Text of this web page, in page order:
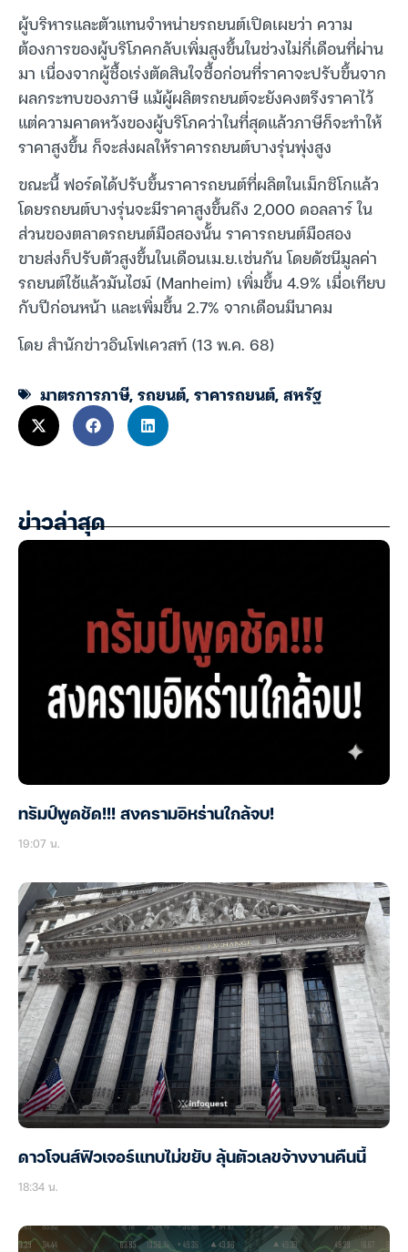
ผู้บริหารและตัวแทนจำหน่ายรถยนต์เปิดเผยว่า ความ
ต้องการของผู้บริโภคกลับเพิ่มสูงขึ้นในช่วงไม่กี่เดือนที่ผ่าน
มา เนื่องจากผู้ซื้อเร่งตัดสินใจซื้อก่อนที่ราคาจะปรับขึ้นจาก
ผลกระทบของภาษี แม้ผู้ผลิตรถยนต์จะยังคงตรึงราคาไว้
แต่ความคาดหวังของผู้บริโภคว่าในที่สุดแล้วภาษีก็จะทำให้
ราคาสูงขึ้น ก็จะส่งผลให้ราคารถยนต์บางรุ่นพุ่งสูง
ขณะนี้ ฟอร์ดได้ปรับขึ้นราคารถยนต์ที่ผลิตในเม็กซิโกแล้ว
โดยรถยนต์บางรุ่นจะมีราคาสูงขึ้นถึง 2,000 ดอลลาร์ ใน
ส่วนของตลาดรถยนต์มือสองนั้น ราคารถยนต์มือสอง
ขายส่งก็ปรับตัวสูงขึ้นในเดือนเม.ย.เช่นกัน โดยดัชนีมูลค่า
รถยนต์ใช้แล้วมันไฮม์ (Manheim) เพิ่มขึ้น 4.9% เมื่อเทียบ
กับปีก่อนหน้า และเพิ่มขึ้น 2.7% จากเดือนมีนาคม
โดย สำนักข่าวอินโฟเควสท์ (13 พ.ค. 68)
มาตรการภาษี,รถยนต์,ราคารถยนต์,สหรัฐ
ข่าวล่าสุด
ทรัมป์พูดชัด!!! สงครามอิหร่านใกล้จบ!
19:07 น.
ดาวโจนส์ฟิวเจอร์แทบไม่ขยับ ลุ้นตัวเลขจ้างงานคืนนี้
18:34 น.